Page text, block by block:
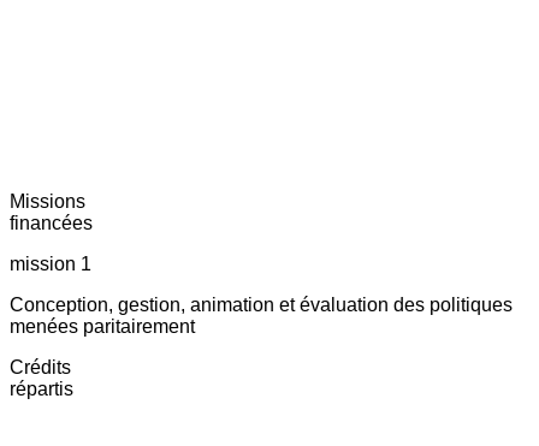
Missions
financées
mission 1
Conception, gestion, animation et évaluation des politiques
menées paritairement
Crédits
répartis